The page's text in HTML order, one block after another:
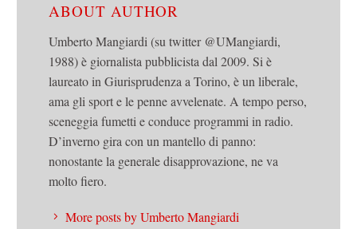
ABOUT AUTHOR
Umberto Mangiardi (su twitter @UMangiardi,
1988) è giornalista pubblicista dal 2009. Si è
laureato in Giurisprudenza a Torino, è un liberale,
ama gli sport e le penne avvelenate. A tempo perso,
sceneggia fumetti e conduce programmi in radio.
D’inverno gira con un mantello di panno:
nonostante la generale disapprovazione, ne va
molto fiero.
More posts by Umberto Mangiardi